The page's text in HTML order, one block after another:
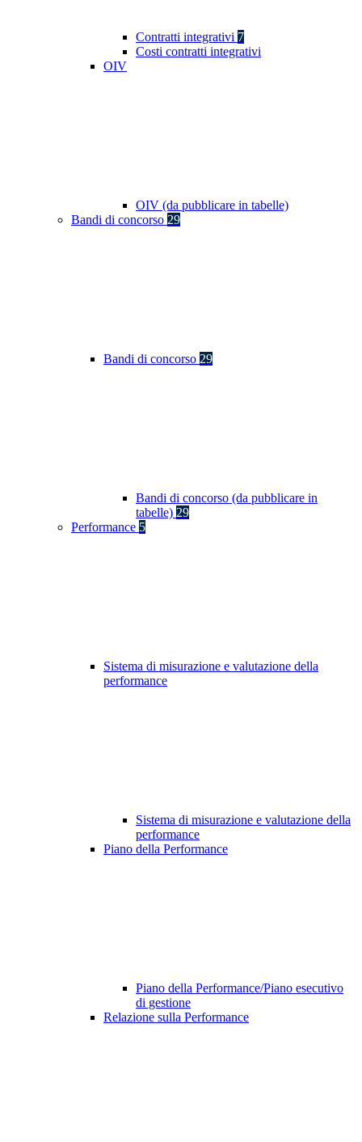
Contratti integrativi 7
Costi contratti integrativi
OIV
OIV (da pubblicare in tabelle)
Bandi di concorso 29
Bandi di concorso 29
Bandi di concorso (da pubblicare in
tabelle) 29
Performance 5
Sistema di misurazione e valutazione della
performance
Sistema di misurazione e valutazione della
performance
Piano della Performance
Piano della Performance/Piano esecutivo
di gestione
Relazione sulla Performance